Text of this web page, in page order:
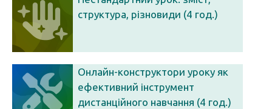
структура, різновиди (4 год.)
Онлайн-конструктори уроку як
ефективний інструмент
дистанційного навчання (4 год.)